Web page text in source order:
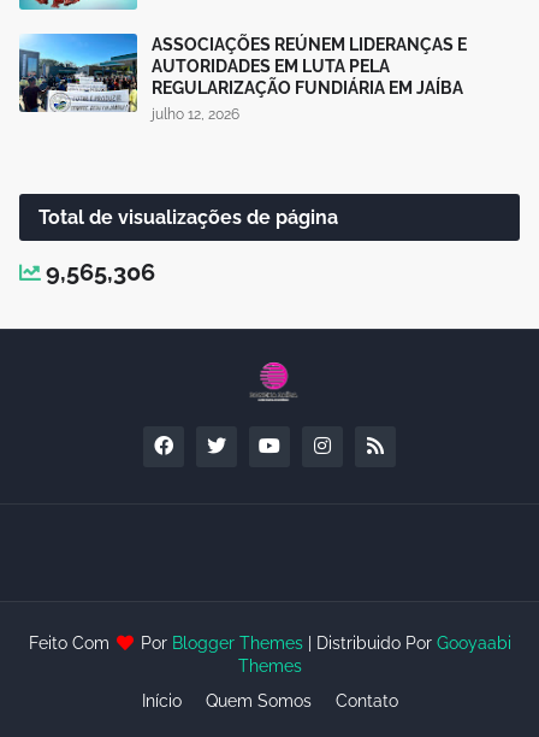
ASSOCIAÇÕES REÚNEM LIDERANÇAS E
AUTORIDADES EM LUTA PELA
REGULARIZAÇÃO FUNDIÁRIA EM JAÍBA
julho 12, 2026
Total de visualizações de página
9,565,306
Feito Com Por Blogger Themes| Distribuido Por Gooyaabi
Themes
Início
Quem Somos Contato